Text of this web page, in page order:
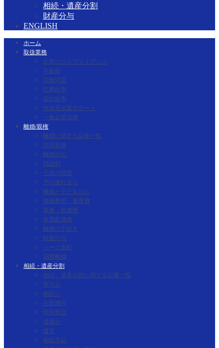
相続・遺産分割
財産分与
ENGLISH
ホーム
取扱業務
企業のコンプライアンス
不動産
労働問題
民事紛争
会社紛争
外資系企業サポート
一般企業法務
離婚/親権
離婚に関する記事一覧
共同親権
離婚訴訟
慰謝料
子供の問題
子の連れ去り
離婚と子どもの心
婚姻費用・養育費
親権・監護権
有責配偶者
離婚の手続き
財産分与
ハーグ条約
国際離婚
相続・遺産分割
相続・遺産分割に関する記事一覧
寄与分
相続人
生前贈与
特別受益
遺留分
遺言
相続手続